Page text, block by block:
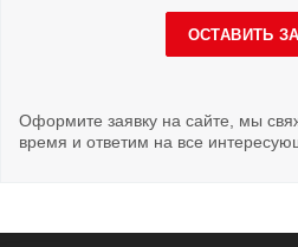
ОСТАВИТЬ
Оформите заявку на сайте, мы
время и ответим на все